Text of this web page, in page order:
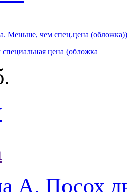
Меньше, чем спец.цена
цена (обложка